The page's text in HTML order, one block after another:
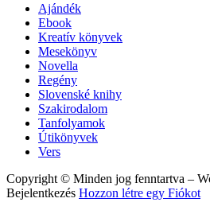
Ajándék
Ebook
Kreatív könyvek
Mesekönyv
Novella
Regény
Slovenské knihy
Szakirodalom
Tanfolyamok
Útikönyvek
Vers
Copyright © Minden jog fenntartva –
Bejelentkezés Hozzon létre egy Fiókot